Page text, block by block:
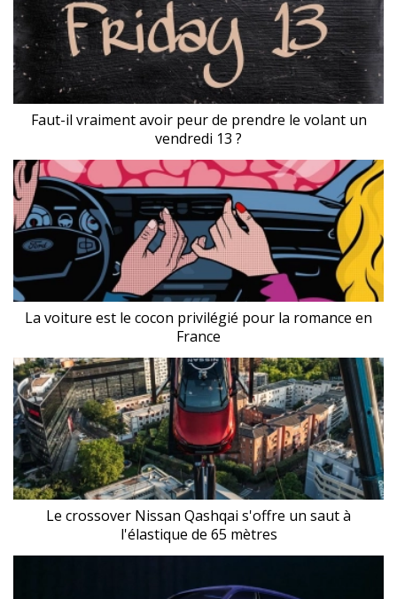
Faut-il vraiment avoir peur de prendre le volant un
vendredi 13 ?
La voiture est le cocon privilégié pour la romance en
France
Le crossover Nissan Qashqai s'offre un saut à
l'élastique de 65 mètres